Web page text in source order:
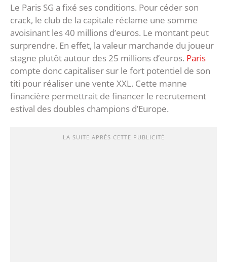
Le Paris SG a fixé ses conditions. Pour céder son
crack, le club de la capitale réclame une somme
avoisinant les 40 millions d’euros. Le montant peut
surprendre. En effet, la valeur marchande du joueur
stagne plutôt autour des 25 millions d’euros. Paris
compte donc capitaliser sur le fort potentiel de son
titi pour réaliser une vente XXL. Cette manne
financière permettrait de financer le recrutement
estival des doubles champions d’Europe.
LA SUITE APRÈS CETTE PUBLICITÉ